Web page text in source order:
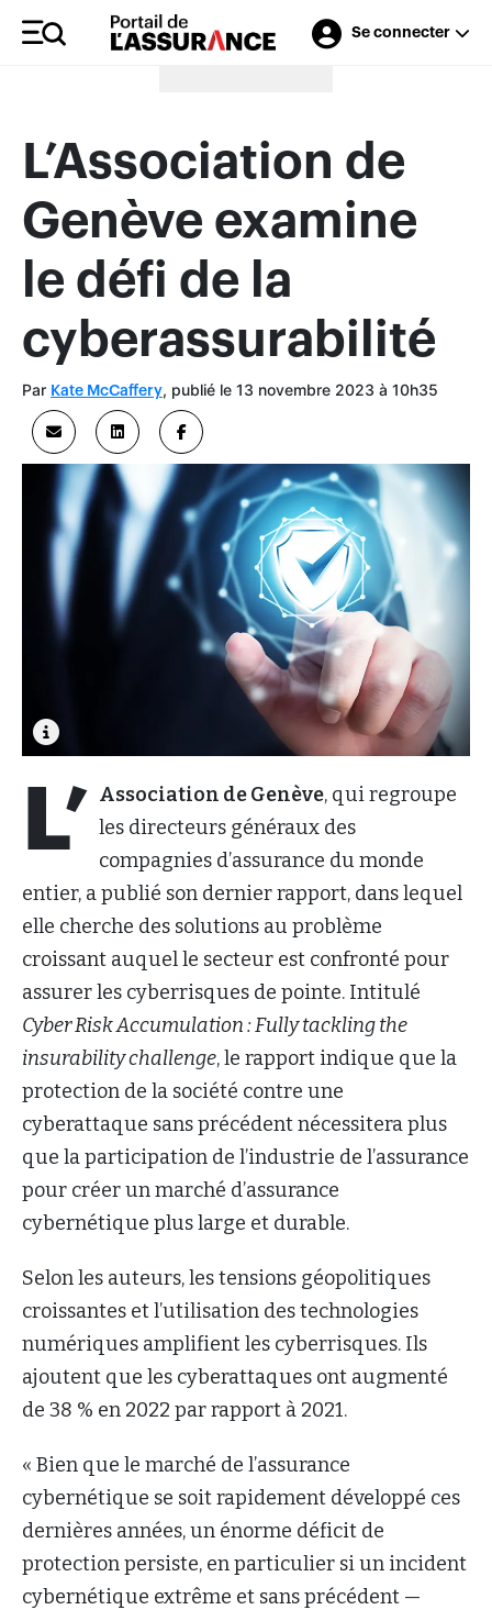
Se connecter
Merci à nos annonceurs
L’Association de
Genève examine
le défi de la
cyberassurabilité
Par Kate McCaffery, publié le 13 novembre 2023 à 10h35
L’ Association de Genève, qui regroupe
les directeurs généraux des
compagnies d’assurance du monde
entier, a publié son dernier rapport, dans lequel
elle cherche des solutions au problème
croissant auquel le secteur est confronté pour
assurer les cyberrisques de pointe. Intitulé
Cyber Risk Accumulation : Fully tackling the
insurability challenge, le rapport indique que la
protection de la société contre une
cyberattaque sans précédent nécessitera plus
que la participation de l’industrie de l’assurance
pour créer un marché d’assurance
cybernétique plus large et durable.
Selon les auteurs, les tensions géopolitiques
croissantes et l’utilisation des technologies
numériques amplifient les cyberrisques. Ils
ajoutent que les cyberattaques ont augmenté
de 38 % en 2022 par rapport à 2021.
« Bien que le marché de l’assurance
cybernétique se soit rapidement développé ces
dernières années, un énorme déficit de
protection persiste, en particulier si un incident
cybernétique extrême et sans précédent —